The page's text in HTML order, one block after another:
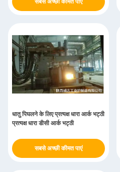
सबसे अच्छी कीमत पाएं
धातु पिघलने के लिए प्रत्यक्ष धारा आर्क भट्ठी
प्रत्यक्ष धारा डीसी आर्क भट्ठी
सबसे अच्छी कीमत पाएं